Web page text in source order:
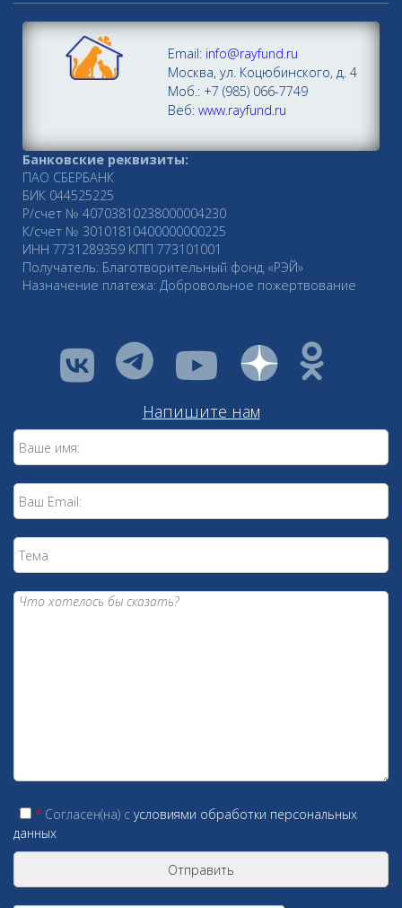
Email: info@rayfund.ru
Москва, ул. Коцюбинского, д. 4
Моб.: +7 (985) 066-7749
Веб:www.rayfund.ru
Банковские реквизиты:
ПАО СБЕРБАНК
БИК 044525225
Р/счет № 40703810238000004230
К/счет № 30101810400000000225
ИНН 7731289359 КПП 773101001
Получатель: Благотворительный фонд «РЭЙ»
Назначение платежа: Добровольное пожертвование
vkontakte youtube
Напишите нам
* Согласен(на) c условиями обработки персональных
данных